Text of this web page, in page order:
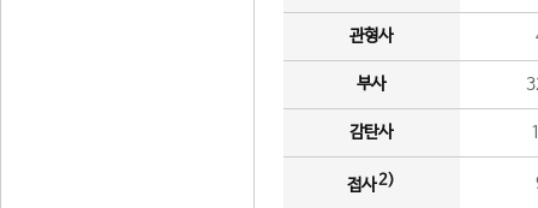
관형사
부사
감탄사
접사2)